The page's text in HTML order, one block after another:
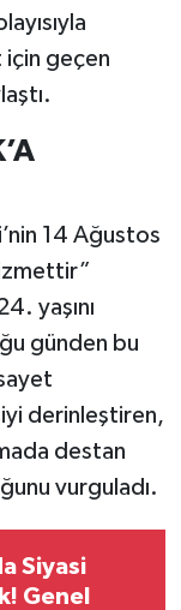
için geçen
14 Ağustos
yaşını
günden bu
derinleştiren,
destan
vurguladı.
Siyasi
Genel